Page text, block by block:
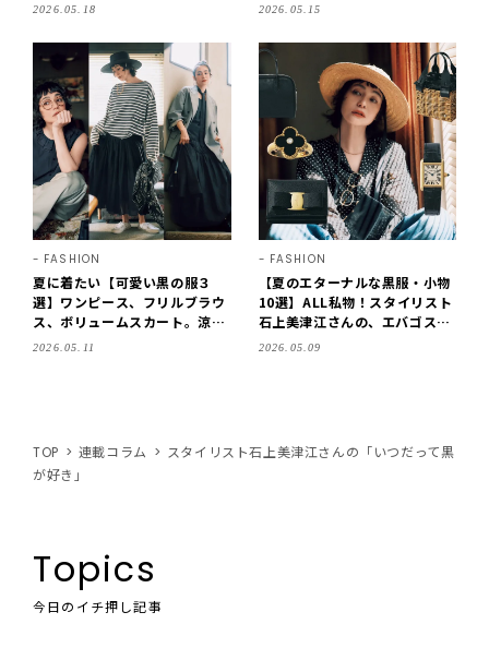
2026.05.18 2026.05.15
FASHION
夏に着たい【可愛い黒の服３
選】ワンピース、フリルブラウ
ス、ボリュームスカート。涼し
げに、甘さをほんのり爽やかに
2026.05.11
FASHION
【夏のエターナルな黒服・小物
10選】ALL私物！スタイリスト
石上美津江さんの、エバゴスか
ごバッグからカルティエ時計ま
2026.05.09
TOP 連載コラム
スタイリスト石上美津江さんの「いつだって黒
が好き」
Topics
今日のイチ押し記事